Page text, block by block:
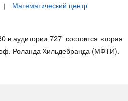
Математический центр
в аудитории 727 состоится вторая
Роланда Хильдебранда (МФТИ).